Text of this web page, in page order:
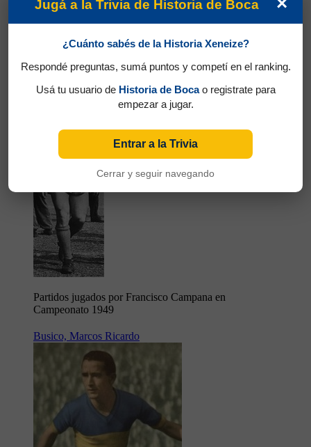
Campeonato 1949
Campana, Francisco
Partidos jugados por Francisco Campana en
Campeonato 1949
Busico, Marcos Ricardo
Jugá a la Trivia de Historia de Boca
¿Cuánto sabés de la Historia Xeneize?
Respondé preguntas, sumá puntos y competí en el ranking.
Usá tu usuario de Historia de Bocao registrate para
empezar a jugar.
Entrar a la Trivia
Cerrar y seguir navegando